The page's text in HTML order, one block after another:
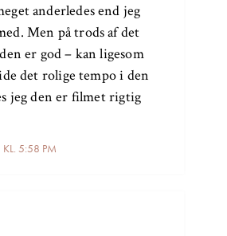
KL. 5:58 PM
anderledes end jeg
Men på trods af det
er god – kan ligesom
det rolige tempo i den
jeg den er filmet rigtig